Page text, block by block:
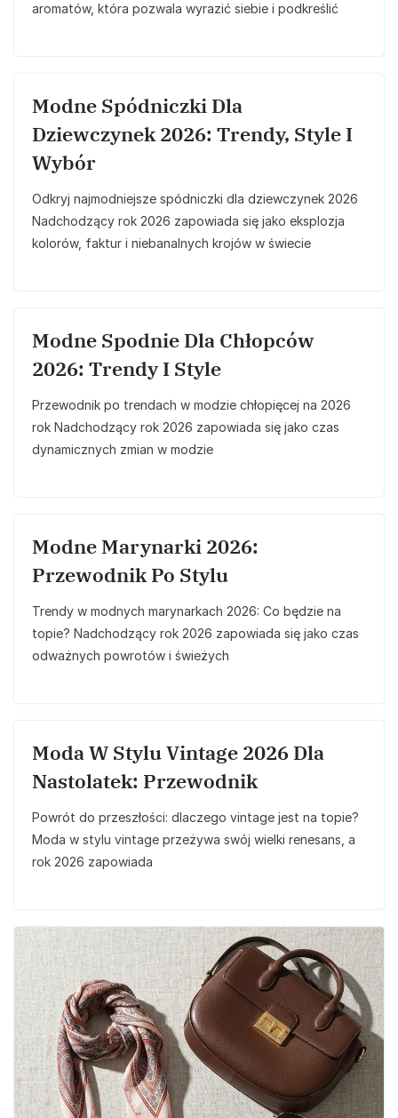
aromatów, która pozwala wyrazić siebie i podkreślić
Modne Spódniczki Dla
Dziewczynek 2026: Trendy, Style I
Wybór
Odkryj najmodniejsze spódniczki dla dziewczynek 2026
Nadchodzący rok 2026 zapowiada się jako eksplozja
kolorów, faktur i niebanalnych krojów w świecie
Modne Spodnie Dla Chłopców
2026: Trendy I Style
Przewodnik po trendach w modzie chłopięcej na 2026
rok Nadchodzący rok 2026 zapowiada się jako czas
dynamicznych zmian w modzie
Modne Marynarki 2026:
Przewodnik Po Stylu
Trendy w modnych marynarkach 2026: Co będzie na
topie? Nadchodzący rok 2026 zapowiada się jako czas
odważnych powrotów i świeżych
Moda W Stylu Vintage 2026 Dla
Nastolatek: Przewodnik
Powrót do przeszłości: dlaczego vintage jest na topie?
Moda w stylu vintage przeżywa swój wielki renesans, a
rok 2026 zapowiada